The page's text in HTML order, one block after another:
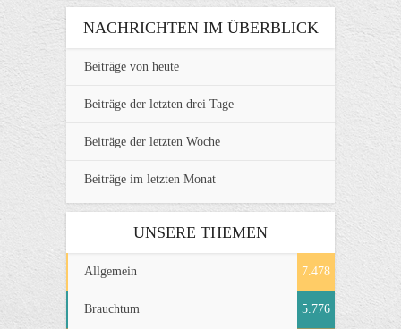
NACHRICHTEN IM ÜBERBLICK
Beiträge von heute
Beiträge der letzten drei Tage
Beiträge der letzten Woche
Beiträge im letzten Monat
UNSERE THEMEN
Allgemein 7.478
Brauchtum 5.776